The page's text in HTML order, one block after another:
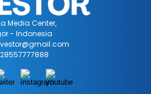
Media Center,
- Indonesia